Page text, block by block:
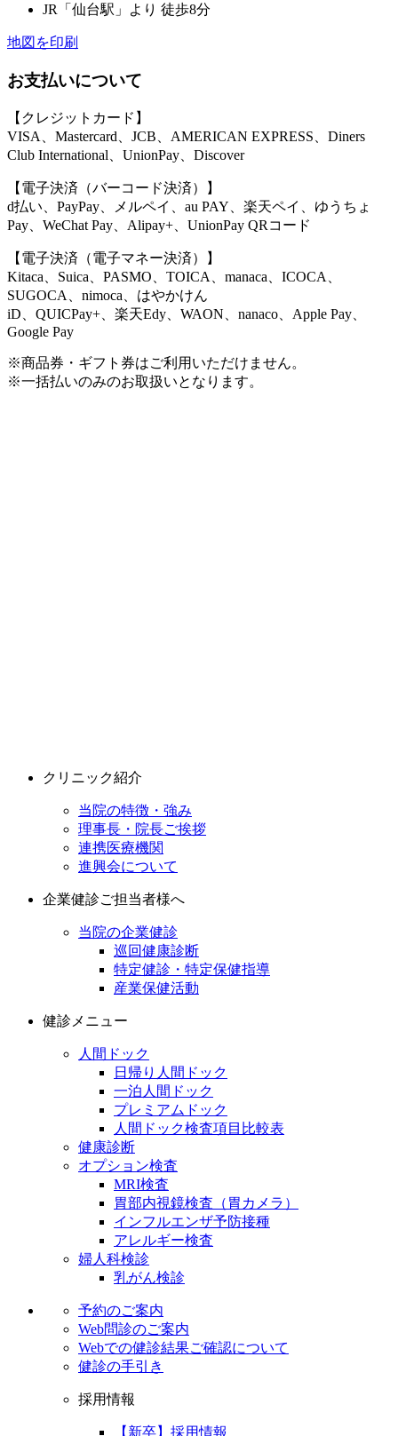
JR「仙台駅」より 徒歩8分
地図を印刷
お支払いについて
【クレジットカード】
VISA、Mastercard、JCB、AMERICAN EXPRESS、Diners
Club International、UnionPay、Discover
【電子決済（バーコード決済）】
d払い、PayPay、メルペイ、au PAY、楽天ペイ、ゆうちょ
Pay、WeChat Pay、Alipay+、UnionPay QRコード
【電子決済（電子マネー決済）】
Kitaca、Suica、PASMO、TOICA、manaca、ICOCA、
SUGOCA、nimoca、はやかけん
iD、QUICPay+、楽天Edy、WAON、nanaco、Apple Pay、
Google Pay
※商品券・ギフト券はご利用いただけません。
※一括払いのみのお取扱いとなります。
クリニック紹介
当院の特徴・強み
理事長・院長ご挨拶
連携医療機関
進興会について
企業健診ご担当者様へ
当院の企業健診
巡回健康診断
特定健診・特定保健指導
産業保健活動
健診メニュー
人間ドック
日帰り人間ドック
一泊人間ドック
プレミアムドック
人間ドック検査項目比較表
健康診断
オプション検査
MRI検査
胃部内視鏡検査（胃カメラ）
インフルエンザ予防接種
アレルギー検査
婦人科検診
乳がん検診
予約のご案内
Web問診のご案内
Webでの健診結果ご確認について
健診の手引き
採用情報
【新卒】採用情報